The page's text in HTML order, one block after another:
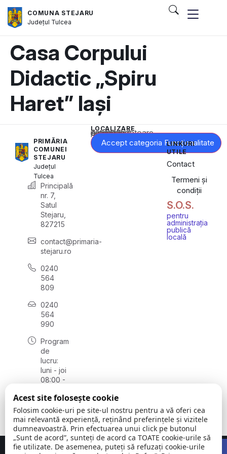
COMUNA STEJARU
Județul Tulcea
Casa Corpului
Didactic „Spiru
Haret” Iași
PRIMĂRIA
COMUNEI
STEJARU
Județul
Tulcea
Principală
nr. 7,
Satul
Stejaru,
827215
contact@primaria-
stejaru.ro
0240
564
809
0240
564
990
Program
de
lucru:
luni - joi
08:00 -
vineri
08:00 -
14:00
LOCALIZARE
Acest conținut este blocat până când acceptați categoria corespunzătoare de cookie-uri.
Accept categoria Funcționalitate
LINKURI
UTILE
Contact
Termeni și
condiții
S.O.S.
pentru
administrația
publică
locală
Acest site folosește cookie
Folosim cookie-uri pe site-ul nostru pentru a vă oferi cea
mai relevantă experiență, reținând preferințele și vizitele
dumneavoastră. Prin efectuarea unui click pe butonul
„Sunt de acord”, sunteți de acord ca TOATE cookie-urile să
fie utilizate. De asemenea, puteți să refuzați cookie-urile